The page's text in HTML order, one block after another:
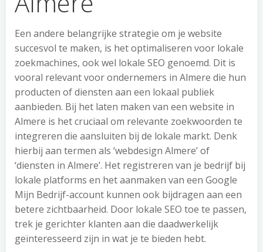
Een andere belangrijke strategie om je website
succesvol te maken, is het optimaliseren voor lokale
zoekmachines, ook wel lokale SEO genoemd. Dit is
vooral relevant voor ondernemers in Almere die hun
producten of diensten aan een lokaal publiek
aanbieden. Bij het laten maken van een website in
Almere is het cruciaal om relevante zoekwoorden te
integreren die aansluiten bij de lokale markt. Denk
hierbij aan termen als ‘webdesign Almere’ of
‘diensten in Almere’. Het registreren van je bedrijf bij
lokale platforms en het aanmaken van een Google
Mijn Bedrijf-account kunnen ook bijdragen aan een
betere zichtbaarheid. Door lokale SEO toe te passen,
trek je gerichter klanten aan die daadwerkelijk
geïnteresseerd zijn in wat je te bieden hebt.